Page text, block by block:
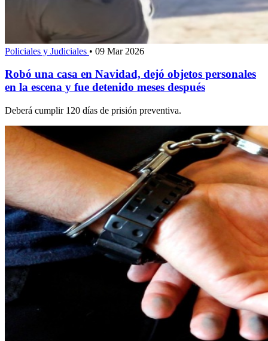
Policiales y Judiciales • 09 Mar 2026
Robó una casa en Navidad, dejó objetos personales
en la escena y fue detenido meses después
Deberá cumplir 120 días de prisión preventiva.